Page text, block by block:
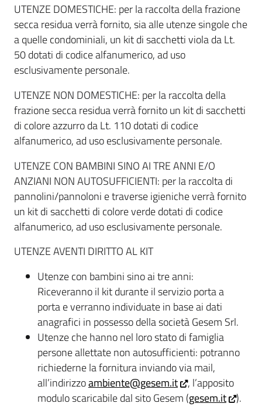
UTENZE DOMESTICHE: per la raccolta della frazione
secca residua verrà fornito, sia alle utenze singole che
a quelle condominiali, un kit di sacchetti viola da Lt.
50 dotati di codice alfanumerico, ad uso
esclusivamente personale.
UTENZE NON DOMESTICHE: per la raccolta della
frazione secca residua verrà fornito un kit di sacchetti
di colore azzurro da Lt. 110 dotati di codice
alfanumerico, ad uso esclusivamente personale.
UTENZE CON BAMBINI SINO AI TRE ANNI E/O
ANZIANI NON AUTOSUFFICIENTI: per la raccolta di
pannolini/pannoloni e traverse igieniche verrà fornito
un kit di sacchetti di colore verde dotati di codice
alfanumerico, ad uso esclusivamente personale.
UTENZE AVENTI DIRITTO AL KIT
Utenze con bambini sino ai tre anni:
Riceveranno il kit durante il servizio porta a
porta e verranno individuate in base ai dati
anagrafici in possesso della società Gesem Srl.
Utenze che hanno nel loro stato di famiglia
persone allettate non autosufficienti: potranno
richiederne la fornitura inviando via mail,
all’indirizzoambiente@gesem.it
, l’apposito
modulo scaricabile dal sito Gesem (gesem.it
).